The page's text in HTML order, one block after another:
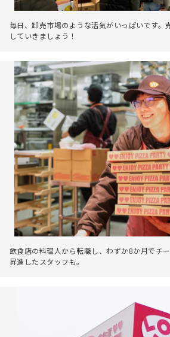
毎日、卸売市場のような活気がいっぱいです。
していきましょう！
飲食店の料理人から転職し、わずか8か月でチ
昇進したスタッフも。